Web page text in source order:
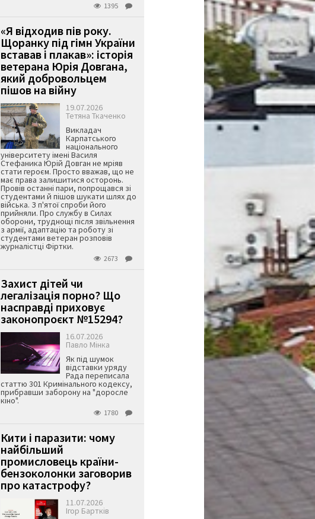
1395
«Я відходив пів року.
Щоранку під гімн України
вставав і плакав»: історія
ветерана Юрія Довгана,
який добровольцем
пішов на війну
19.07.2026
Тетяна Ткаченко
Викладач
Карпатського
національного
університету імені Василя
Стефаника Юрій Довган не мріяв
стати героєм. Просто вважав, що не
має права залишитися осторонь.
Провів останні пари, попрощався зі
студентами й пішов шукати шлях до
війська. З п'ятої спроби його
прийняли. Про службу в Силах
оборони, труднощі після звільнення
з армії, адаптацію та роботу зі
студентами ветеран розповів
журналістці Фіртки.
2673
Захист дітей чи
легалізація порно? Що
насправді приховує
законопроєкт №15294?
16.07.2026
Павло Мінка
Як під шумок
відставки уряду
Рада переписала
статтю 301 Кримінального кодексу,
прибравши заборону на "доросле
кіно".
1780
Кити і паразити: чому
найбільший
промисловець країни-
бензоколонки заговорив
про катастрофу?
11.07.2026
Ігор Бартків